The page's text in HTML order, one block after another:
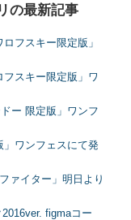
の最新記事
フスキー限定版」
フスキー限定版」ワ
ー 限定版」ワンフ
」ワンフェスにて発
ァイター」明日より
figmaコー